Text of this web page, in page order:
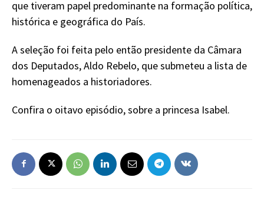
que tiveram papel predominante na formação política,
histórica e geográfica do País.
A seleção foi feita pelo então presidente da Câmara
dos Deputados, Aldo Rebelo, que submeteu a lista de
homenageados a historiadores.
Confira o oitavo episódio, sobre a princesa Isabel.